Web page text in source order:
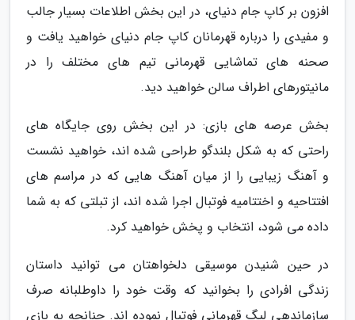
افزون بر کاپ جام دنیای، در این بخش اطلاعات بسیار جالب
و مفیدی را درباره قهرمانان کاپ جام دنیای خواهید یافت و
صحنه های تماشایی قهرمانی تیم های مختلف را در
مانیتورهای اطراف سالن خواهید دید.
بخش عرصه های بازی: در این بخش روی جایگاه های
راحتی که به شکل بلندگو طراحی شده اند، خواهید نشست
و آهنگ زیبایی را از میان آهنگ هایی که در مراسم های
افتتاحیه و اختتامیه فوتبال اجرا شده اند، از تبلتی که به شما
داده می شود، انتخاب و پخش خواهید کرد.
در حین شنیدن موسیقی دلخواهتان می توانید داستان
زندگی افرادی را بخوانید که وقت خود را داوطلبانه صرف
سازماندهی لیگ قهرمانی فوتبال نموده اند. چنانچه به بازی